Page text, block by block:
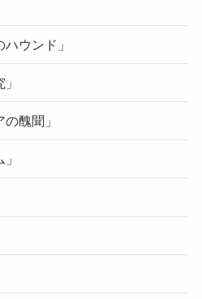
ウンド」
醜聞」